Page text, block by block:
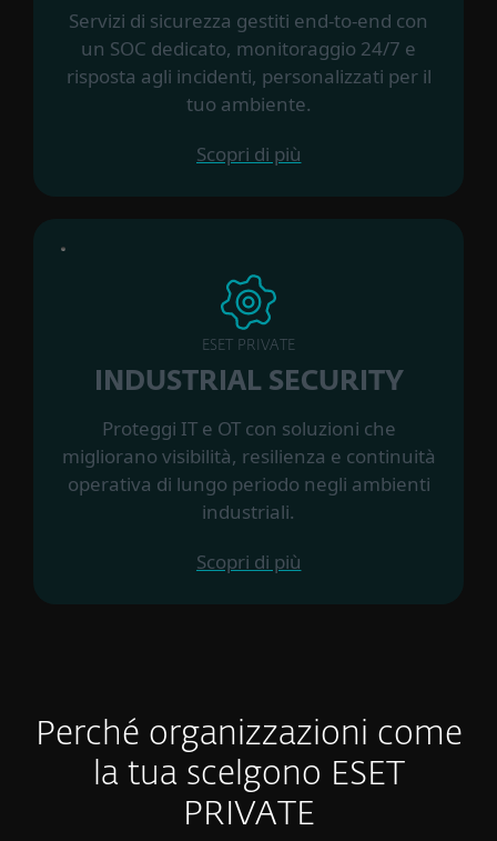
Servizi di sicurezza gestiti end‑to‑end con
un SOC dedicato, monitoraggio 24/7 e
risposta agli incidenti, personalizzati per il
tuo ambiente.
Scopri di più
ESET PRIVATE
INDUSTRIAL SECURITY
Proteggi IT e OT con soluzioni che
migliorano visibilità, resilienza e continuità
operativa di lungo periodo negli ambienti
industriali.
Scopri di più
Perché organizzazioni come
la tua scelgono ESET
PRIVATE